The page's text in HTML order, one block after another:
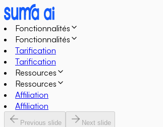
Fonctionnalités
Fonctionnalités
Tarification
Tarification
Ressources
Ressources
Affiliation
Affiliation
Previous slide Next slide